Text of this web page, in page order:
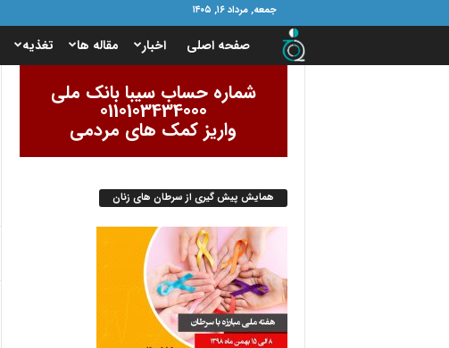
جمعه, مرداد ۱۶, ۱۴۰۵
ا
د
م
و
صفحه اصلی اخبار مقاله ها تغذیه
شماره حساب سیبا بانک ملی
0110103434000
واریز کمک های مردمی
همایش پیش گیری از سرطان های زنان